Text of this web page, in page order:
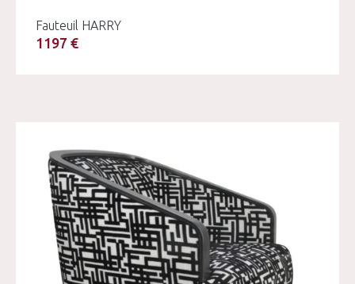
Fauteuil HARRY
1197 €